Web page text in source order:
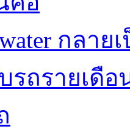
กลา
รถรายเดื